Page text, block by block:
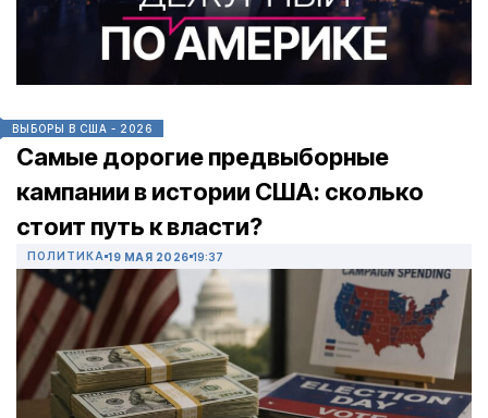
ВЫБОРЫ В США - 2026
Самые дорогие предвыборные
кампании в истории США: сколько
стоит путь к власти?
ПОЛИТИКА 19 МАЯ 2026 19:37